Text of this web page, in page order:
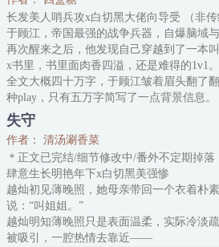
嚯世界的结局。
伴随着双方主动接触，二人逐渐达成了友
横空出世，漫画内容也变成了——
长发美人哨兵攻x白切黑大佬向导受 （非传
于顾江，帝国最强的战争兵器，自爆脑域
再次醒来之后，他发现自己穿越到了一本
x书里，书里面肉香四溢，还是难得的1v1。
全文大概四十万字，于顾江皱着眉头翻了
种play，只有五万字简写了一点背景信息。
其中清冷小美人主角有一个极其难缠的未
受在一起的最大阻碍。
于是这个炮灰未婚夫出场了一万字就被弄死
好死不死，他就是那个死相凄惨的未婚夫。
于顾江：……
失守
作者： 清汤涮香菜
＊正文已完结/细节修改中/番外不定期掉落
肆意生长明艳年下x白切黑美强惨
越灿初见薄晚照，她母亲带回一个衣着朴
说：“叫姐姐。”
越灿明知薄晚照只是表面温柔，实际冷淡
被吸引，一腔热情去靠近——